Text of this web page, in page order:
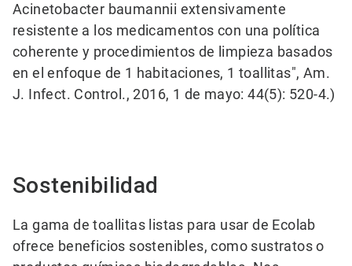
Acinetobacter baumannii extensivamente
resistente a los medicamentos con una política
coherente y procedimientos de limpieza basados
en el enfoque de 1 habitaciones, 1 toallitas", Am.
J. Infect. Control., 2016, 1 de mayo: 44(5): 520-4.)
Sostenibilidad
La gama de toallitas listas para usar de Ecolab
ofrece beneficios sostenibles, como sustratos o